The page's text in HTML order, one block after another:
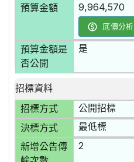
預算金額 9,964,570
底價分析
預算金額是
否公開
是
招標資料
招標方式
公開招標
決標方式 最低標
新增公告傳
2